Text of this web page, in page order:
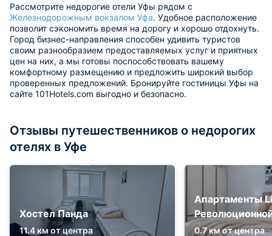
Рассмотрите недорогие отели Уфы рядом с
Железнодорожным вокзалом Уфа. Удобное расположение
позволит сэкономить время на дорогу и хорошо отдохнуть.
Город бизнес-направления способен удивить туристов
своим разнообразием предоставляемых услуг и приятных
цен на них, а мы готовы поспособствовать вашему
комфортному размещению и предложить широкий выбор
проверенных предложений. Бронируйте гостиницы Уфы на
сайте 101Hotels.com выгодно и безопасно.
Отзывы путешественников о недорогих
отелях в Уфе
Хостел Панда
11.4 км от центра
Апартаменты
0.7 км от центра